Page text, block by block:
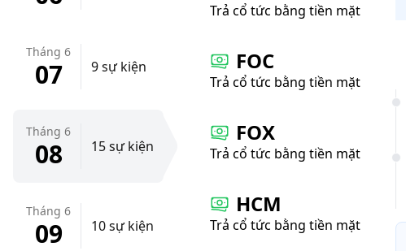
Tháng 6
07 9 sự kiện
Tháng 6
08 15 sự kiện
Tháng 6
09 10 sự kiện
Trả cổ tức bằng tiền mặt
FOC
Trả cổ tức bằng tiền mặt
FOX
Trả cổ tức bằng tiền mặt
HCM
Trả cổ tức bằng tiền mặt